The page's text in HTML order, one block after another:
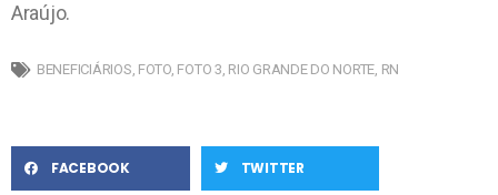
Araújo.
BENEFICIÁRIOS, FOTO, FOTO 3, RIO GRANDE DO NORTE, RN
FACEBOOK TWITTER